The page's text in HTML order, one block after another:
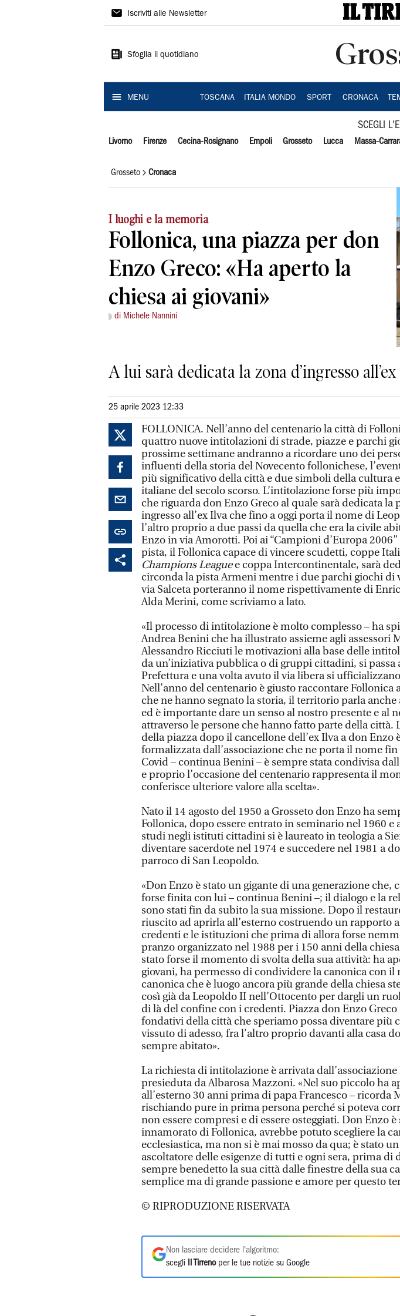
Il
Iscriviti alle Newsletter
Sfoglia il quotidiano
MENU TOSCANA ITALIA MONDO SPORT CRONACA
SCEGLI
Livorno Firenze Cecina-Rosignano Empoli Grosseto Lucca Massa-
Grosseto Cronaca
I luoghi e la memoria
Follonica, una piazza per don
Enzo Greco: «Ha aperto la
chiesa ai giovani»
di Michele Nannini
A lui sarà dedicata la zona d’ingresso
25 aprile 2023 12:33
FOLLONICA. Nell’anno del centenario la città di
quattro nuove intitolazioni di strade, piazze e parchi
prossime settimane andranno a ricordare uno dei
influenti della storia del Novecento follonichese,
più significativo della città e due simboli della cultura
italiane del secolo scorso. L’intitolazione forse più
che riguarda don Enzo Greco al quale sarà dedicata la
ingresso all’ex Ilva che fino a oggi porta il nome di
l’altro proprio a due passi da quella che era la civile
Enzo in via Amorotti. Poi ai “Campioni d’Europa 2006”
pista, il Follonica capace di vincere scudetti, coppe
Champions Leaguee coppa Intercontinentale, sarà
circonda la pista Armeni mentre i due parchi giochi di
via Salceta porteranno il nome rispettivamente di
Alda Merini, come scriviamo a lato.
«Il processo di intitolazione è molto complesso – ha
Andrea Benini che ha illustrato assieme agli assessori
Alessandro Ricciuti le motivazioni alla base delle
da un’iniziativa pubblica o di gruppi cittadini, si passa
Prefettura e una volta avuto il via libera si
Nell’anno del centenario è giusto raccontare Follonica
che ne hanno segnato la storia, il territorio parla
ed è importante dare un senso al nostro presente e al
attraverso le persone che hanno fatto parte della città.
della piazza dopo il cancellone dell’ex Ilva a don Enzo
formalizzata dall’associazione che ne porta il nome
Covid – continua Benini – è sempre stata condivisa
e proprio l’occasione del centenario rappresenta il
conferisce ulteriore valore alla scelta».
Nato il 14 agosto del 1950 a Grosseto don Enzo ha
Follonica, dopo essere entrato in seminario nel 1960 e
studi negli istituti cittadini si è laureato in teologia a
diventare sacerdote nel 1974 e succedere nel 1981 a
parroco di San Leopoldo.
«Don Enzo è stato un gigante di una generazione che,
forse finita con lui – continua Benini –; il dialogo e la
sono stati fin da subito la sua missione. Dopo il
riuscito ad aprirla all’esterno costruendo un rapporto
credenti e le istituzioni che prima di allora forse
pranzo organizzato nel 1988 per i 150 anni della
stato forse il momento di svolta della sua attività: ha
giovani, ha permesso di condividere la canonica con il
canonica che è luogo ancora più grande della chiesa
così già da Leopoldo II nell’Ottocento per dargli un
di là del confine con i credenti. Piazza don Enzo
fondativi della città che speriamo possa diventare più
vissuto di adesso, fra l’altro proprio davanti alla casa
sempre abitato».
La richiesta di intitolazione è arrivata
presieduta da Albarosa Mazzoni. «Nel suo piccolo ha
all’esterno 30 anni prima di papa Francesco – ricorda
rischiando pure in prima persona perché si poteva
non essere compresi e di essere osteggiati. Don Enzo
innamorato di Follonica, avrebbe potuto scegliere la
ecclesiastica, ma non si è mai mosso da qua; è stato
ascoltatore delle esigenze di tutti e ogni sera, prima di
sempre benedetto la sua città dalle finestre della sua
semplice ma di grande passione e amore per questo
© RIPRODUZIONE RISERVATA
Non lasciare decidere l'algoritmo:
scegli
Il Tirrenoper le tue notizie su Google